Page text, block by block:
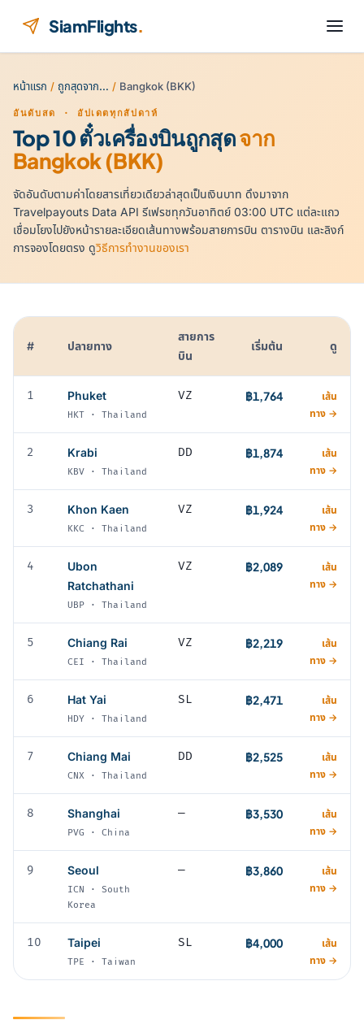
SiamFlights.
หน้าแรก / ถูกสุดจาก… / Bangkok (BKK)
อันดับสด · อัปเดตทุกสัปดาห์
Top 10 ตั๋วเครื่องบินถูกสุดจาก
Bangkok (BKK)
จัดอันดับตามค่าโดยสารเที่ยวเดียวล่าสุดเป็นเงินบาท ดึงมาจาก
Travelpayouts Data API รีเฟรชทุกวันอาทิตย์ 03:00 UTC แต่ละแถว
เชื่อมโยงไปยังหน้ารายละเอียดเส้นทางพร้อมสายการบิน ตารางบิน และลิงก์
การจองโดยตรง ดูวิธีการทำงานของเรา
# ปลายทาง
สายการ
บิน
เริ่มต้น ดู
1 Phuket
HKT · Thailand
VZ ฿1,764
เส้น
ทาง →
2 Krabi
KBV · Thailand
DD ฿1,874
เส้น
ทาง →
3 Khon Kaen
KKC · Thailand
VZ ฿1,924
เส้น
ทาง →
4
Ubon
Ratchathani
UBP · Thailand
VZ ฿2,089
เส้น
ทาง →
5 Chiang Rai
CEI · Thailand
VZ ฿2,219
เส้น
ทาง →
6 Hat Yai
HDY · Thailand
SL ฿2,471
เส้น
ทาง →
7 Chiang Mai
CNX · Thailand
DD ฿2,525
เส้น
ทาง →
8 Shanghai
PVG · China
— ฿3,530
เส้น
ทาง →
9 Seoul
ICN · South
Korea
— ฿3,860
เส้น
ทาง →
10 Taipei
TPE · Taiwan
SL ฿4,000
เส้น
ทาง →